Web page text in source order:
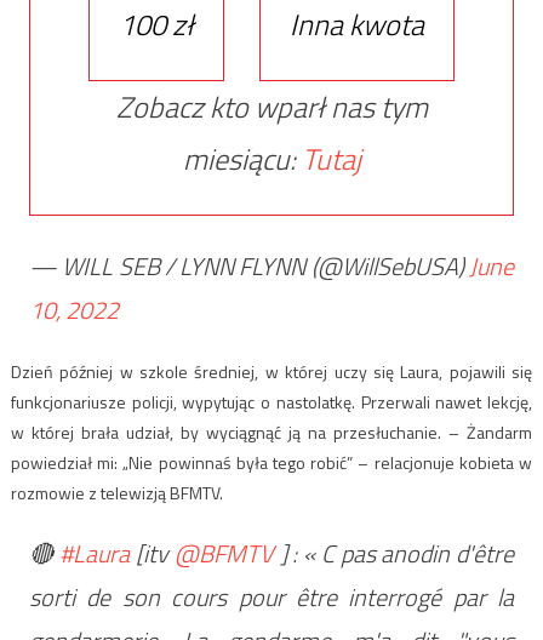
100 zł
Inna kwota
Zobacz kto wparł nas tym
miesiącu: Tutaj
— WILL SEB / LYNN FLYNN (@WillSebUSA)June
10, 2022
Dzień później w szkole średniej, w której uczy się Laura, pojawili się
funkcjonariusze policji, wypytując o nastolatkę. Przerwali nawet lekcję,
w której brała udział, by wyciągnąć ją na przesłuchanie. – Żandarm
powiedział mi: „Nie powinnaś była tego robić” – relacjonuje kobieta w
rozmowie z telewizją BFMTV.
🔴#Laura[itv@BFMTV] : « C pas anodin d'être
sorti de son cours pour être interrogé par la